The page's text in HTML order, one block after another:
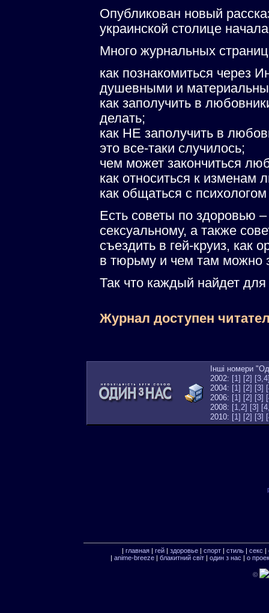
Опубликован новый
украинской столице
Много журнальных
как познакомиться через
душевными и
как заполучить в
делать;
как НЕ заполучить в
это все-таки случилось;
чем может закончиться
как относиться к изменам
как общаться с
Есть советы по здоровью
сексуальному, а также
съездить в гей-круиз, как
в тюрьму и чем там можно
Так что каждый найдет
Журнал доступен
Інші номери
2002: [1] [2]
2004: [1] [2] [3]
2006: [1] [2] [3]
2008: [1,2] [3]
2010: [1] [2] [3]
| главная| гей| здоровье| спорт| стиль| секс |
| anime-breeze| блакитний свiт| один з нас | о
©